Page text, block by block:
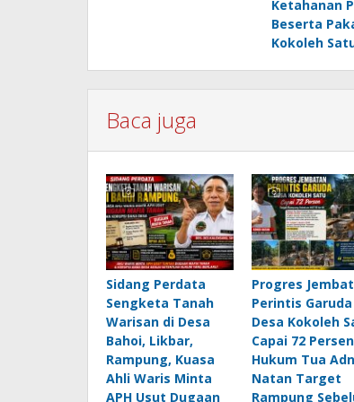
Ketahanan
Beserta
Kokoleh
Baca juga
Sidang Perdata
Sengketa Tanah
Warisan di Desa
Bahoi, Likbar,
Rampung, Kuasa
Ahli Waris Minta
APH Usut Dugaan
Progres
Perintis Garuda
Desa Kokoleh
Capai 72
Hukum Tua
Natan Target
Rampung